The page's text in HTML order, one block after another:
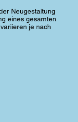
Neugestaltung
eines gesamten
je nach